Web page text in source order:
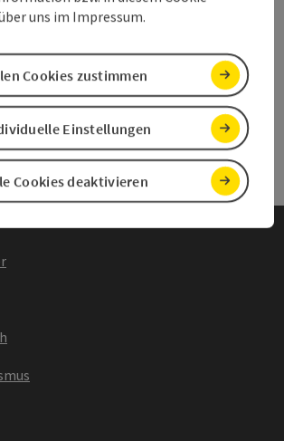
uns im Impressum.
Cookies deaktivieren
Einstellungen
Cookies zustimmen